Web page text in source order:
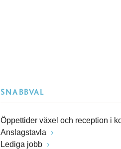
SNABBVAL
Öppettider växel och reception i
Anslagstavla
Lediga jobb